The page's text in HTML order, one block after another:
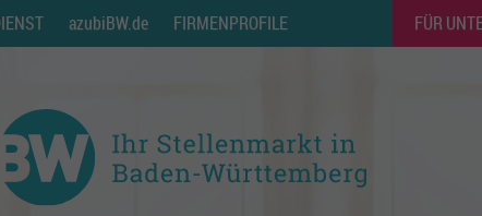
azubiBW.de FIRMENPROFILE FÜR